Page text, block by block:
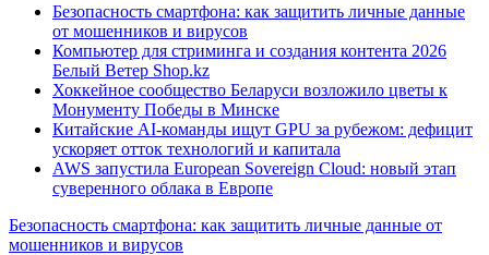
Безопасность смартфона: как защитить личные данные
от мошенников и вирусов
Компьютер для стриминга и создания контента 2026
Белый Ветер Shop.kz
Хоккейное сообщество Беларуси возложило цветы к
Монументу Победы в Минске
Китайские AI-команды ищут GPU за рубежом: дефицит
ускоряет отток технологий и капитала
AWS запустила European Sovereign Cloud: новый этап
суверенного облака в Европе
Безопасность смартфона: как защитить личные данные от
мошенников и вирусов